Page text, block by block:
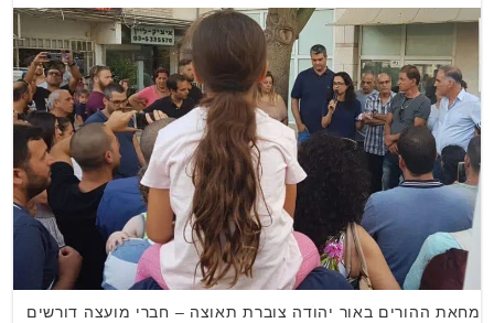
מחאת ההורים באור יהודה צוברת תאוצה – חברי מועצה דורשים